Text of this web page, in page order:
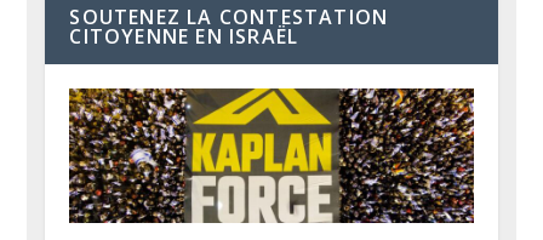
SOUTENEZ LA CONTESTATION
CITOYENNE EN ISRAËL